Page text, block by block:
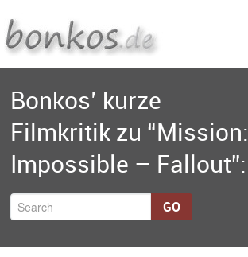
Startseite
Blog
Projekte
Über mich
Bonkos’ kurze
Filmkritik zu “Mission:
Impossible – Fallout”:
GO